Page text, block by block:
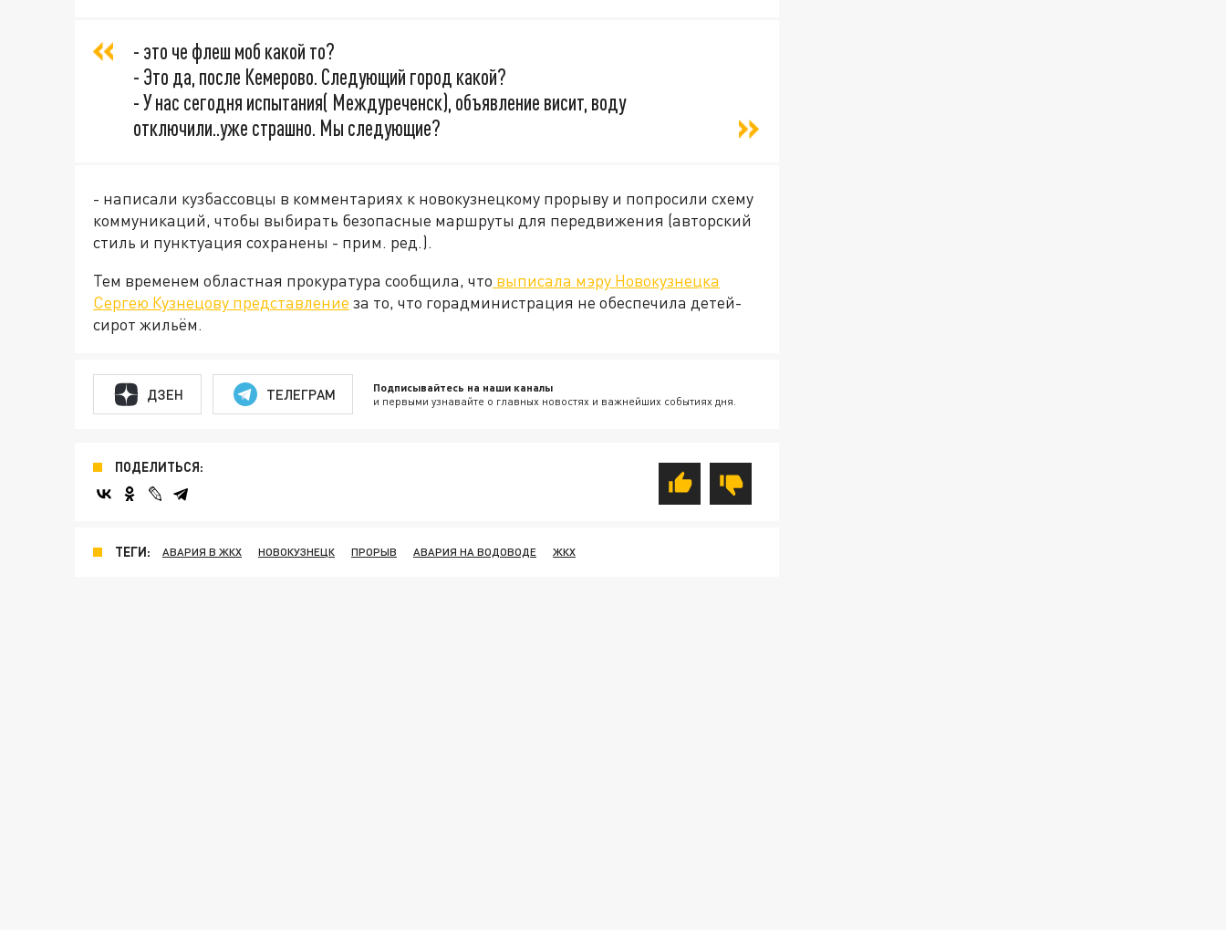
- это че флеш моб какой то?
- Это да, после Кемерово. Следующий город какой?
- У нас сегодня испытания( Междуреченск), объявление висит, воду
отключили..уже страшно. Мы следующие?
- написали кузбассовцы в комментариях к новокузнецкому прорыву и попросили схему
коммуникаций, чтобы выбирать безопасные маршруты для передвижения (авторский
стиль и пунктуация сохранены - прим. ред.).
Тем временем областная прокуратура сообщила, что выписала мэру Новокузнецка
Сергею Кузнецову представление за то, что горадминистрация не обеспечила детей-
сирот жильём.
ДЗЕН ТЕЛЕГРАМ Подписывайтесь на наши каналы
и первыми узнавайте о главных новостях и важнейших событиях дня.
ПОДЕЛИТЬСЯ:
ТЕГИ: АВАРИЯ В ЖКХ НОВОКУЗНЕЦК ПРОРЫВ АВАРИЯ НА ВОДОВОДЕ ЖКХ